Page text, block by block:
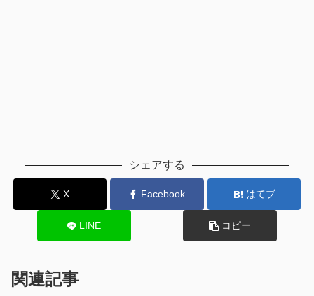
シェアする
X Facebook はてブ
LINE コピー
関連記事